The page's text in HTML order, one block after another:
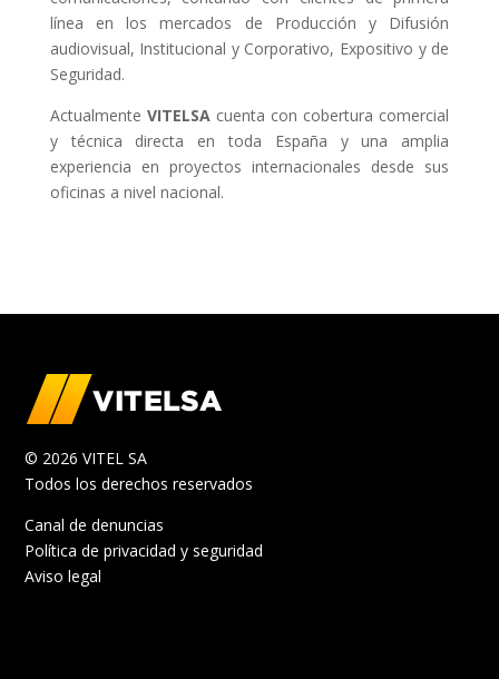
línea en los mercados de Producción y Difusión
audiovisual, Institucional y Corporativo, Expositivo y de
Seguridad.
Actualmente VITELSAcuenta con cobertura comercial
y técnica directa en toda España y una amplia
experiencia en proyectos internacionales desde sus
oficinas a nivel nacional.
© 2026 VITEL SA
Todos los derechos reservados
Canal de denuncias
Política de privacidad y seguridad
Aviso legal